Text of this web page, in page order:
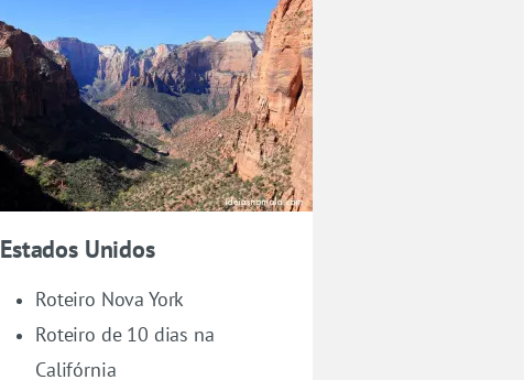
Estados Unidos
Roteiro Nova York
Roteiro de 10 dias na
Califórnia